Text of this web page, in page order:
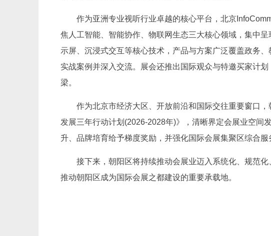
作为亚洲专业视听行业卓越的核心平台，北京
焦人工智能、智能协作、物联网生态三大核心领域，集中
示屏、沉浸式交互等核心技术，产品与方案广泛覆盖政务
实战案例并深入交流。展会还推出国际观众与特邀买家计
梁。
作为北京市经济大区、开放前沿和国际交往重要窗口
发展三年行动计划(2026-2028年)》，清晰界定会展业空间
升、品牌培育给予梯度奖励，并强化国际会展集聚区综合服
接下来，朝阳区将持续推动会展业迈入系统化、规范
推动朝阳区成为国际会展之都建设的重要承载地。